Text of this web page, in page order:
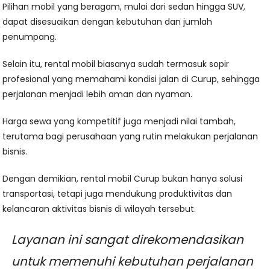
Pilihan mobil yang beragam, mulai dari sedan hingga SUV,
dapat disesuaikan dengan kebutuhan dan jumlah
penumpang.
Selain itu, rental mobil biasanya sudah termasuk sopir
profesional yang memahami kondisi jalan di Curup, sehingga
perjalanan menjadi lebih aman dan nyaman.
Harga sewa yang kompetitif juga menjadi nilai tambah,
terutama bagi perusahaan yang rutin melakukan perjalanan
bisnis.
Dengan demikian, rental mobil Curup bukan hanya solusi
transportasi, tetapi juga mendukung produktivitas dan
kelancaran aktivitas bisnis di wilayah tersebut.
Layanan ini sangat direkomendasikan
untuk memenuhi kebutuhan perjalanan